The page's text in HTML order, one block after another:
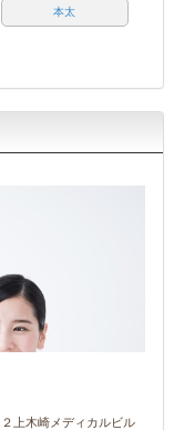
本太
上木崎メディカルビル